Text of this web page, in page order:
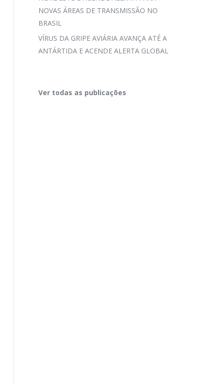
NOVAS ÁREAS DE TRANSMISSÃO NO
BRASIL
VÍRUS DA GRIPE AVIÁRIA AVANÇA ATÉ A
ANTÁRTIDA E ACENDE ALERTA GLOBAL
Ver todas as publicações